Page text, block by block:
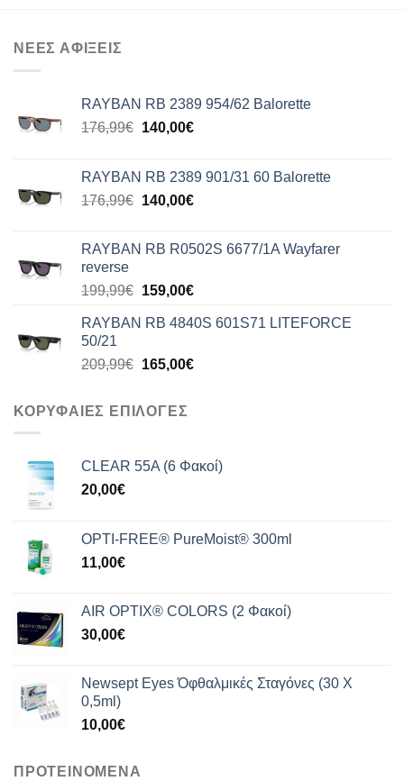
ΝΕΕΣ ΑΦΙΞΕΙΣ
RAYBAN RB 2389 954/62 Balorette
176,99€ Original
176,99€.
140,00€Η
είναι:
140,00€.
RAYBAN RB 2389 901/31 60 Balorette
176,99€ Original
176,99€.
140,00€Η
είναι:
RAYBAN RB R0502S 6677/1A Wayfarer
reverse
199,99€ Original
was:
159,00€Η
τιμή
159,00€.
RAYBAN RB 4840S 601S71 LITEFORCE
50/21
209,99€ Original
209,99€.
165,00€Η
ΚΟΡΥΦΑΙΕΣ ΕΠΙΛΟΓΕΣ
CLEAR 55A (6 Φακοί)
20,00€
OPTI-FREE® PureMoist® 300ml
11,00€
AIR OPTIX® COLORS (2 Φακοί)
30,00€
Newsept Eyes Όφθαλμικές Σταγόνες (30 Χ
0,5ml)
10,00€
ΠΡΟΤΕΙΝΟΜΕΝΑ